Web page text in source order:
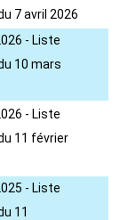
7 avril 2026
- Liste
10 mars
- Liste
11 février
- Liste
11